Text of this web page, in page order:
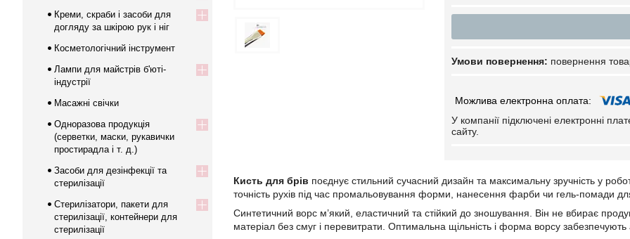
повернення
У компанії підключені електронні
сайту.
Кисть для брів поєднує стильний сучасний дизайн та максимальну зручність у
точність рухів під час промальовування форми, нанесення фарби чи гель-помади
Синтетичний ворс м’який, еластичний та стійкий до зношування. Він не вбирає
матеріал без смуг і перевитрати. Оптимальна щільність і форма ворсу забезпечують
Креми, скраби і засоби для
догляду за шкірою рук і ніг
Косметологічний інструмент
Лампи для майстрів б'юті-
індустрії
Масажні свічки
Одноразова продукція
(серветки, маски, рукавички
простирадла і т. д.)
Засоби для дезінфекції та
стерилізації
Стерилізатори, пакети для
стерилізації, контейнери для
стерилізації